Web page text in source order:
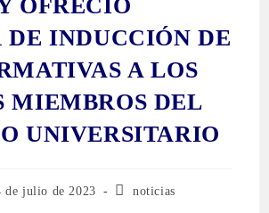
OFRECIÓ
DE INDUCCIÓN DE
A LOS
MIEMBROS DEL
UNIVERSITARIO
de julio de 2023 noticias